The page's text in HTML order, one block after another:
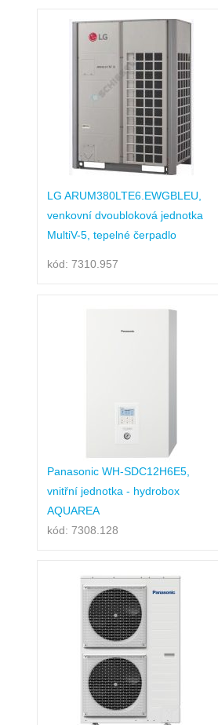
LG ARUM380LTE6.EWGBLEU,
venkovní dvoubloková jednotka
MultiV-5, tepelné čerpadlo
kód: 7310.957
Panasonic WH-SDC12H6E5,
vnitřní jednotka - hydrobox
AQUAREA
kód: 7308.128